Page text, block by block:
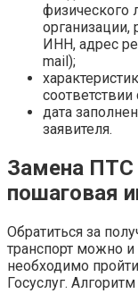
физического
организации,
ИНН, адрес
mail);
дата
заявителя.
Замена ПТС
пошаговая
Обратиться за
транспорт можно
необходимо
Госуслуг.